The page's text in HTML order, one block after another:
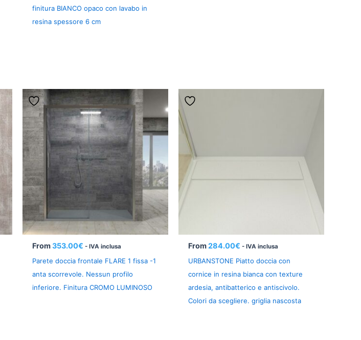
finitura BIANCO opaco con lavabo in
resina spessore 6 cm
From353.00€ - IVA inclusa
Parete doccia frontale FLARE 1 fissa -1
anta scorrevole. Nessun profilo
inferiore. Finitura CROMO LUMINOSO
From284.00€ - IVA inclusa
URBANSTONE Piatto doccia con
cornice in resina bianca con texture
ardesia, antibatterico e antiscivolo.
Colori da scegliere. griglia nascosta